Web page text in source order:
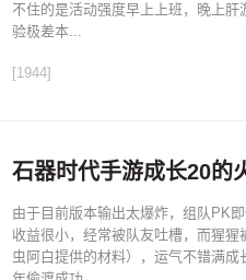
不住的是活动强度早上上班，晚上
验极差本...
[1944]
石器时代手游成长20的
由于目前版本输出太爆炸，组队PK
收益很小，经常被队友吐槽，而猩
虫阿白提供的材料），运气不错满